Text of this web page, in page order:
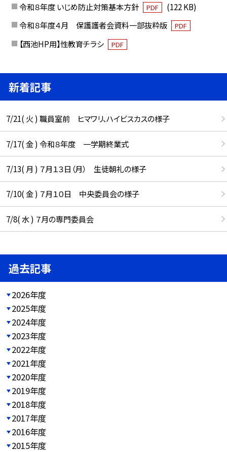
令和８年度 いじめ防止対策基本方針
PDF
(122 KB)
令和８年度４月 保護護者会資料一部抜粋版
PDF
【西池HP用】性教育チラシ PDF
新着記事
7/21( 火 ) 職員室前 ヒマワリ、ハイビスカスの様子
7/17( 金 ) 令和８年度 一学期終業式
7/13( 月 ) ７月１３日（月） 生徒朝礼の様子
7/10( 金 ) ７月１０日 中央委員会の様子
7/8( 水 ) ７月の専門委員会
過去記事
2026年度
2025年度
2024年度
2023年度
2022年度
2021年度
2020年度
2019年度
2018年度
2017年度
2016年度
2015年度